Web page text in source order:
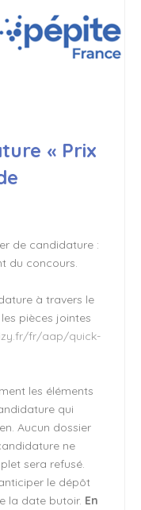
« Prix
de candidature :
du concours.
à travers le
pièces jointes
fr/aap/quick-
les éléments
qui
Aucun dossier
ne
sera refusé.
le dépôt
la date butoir. En